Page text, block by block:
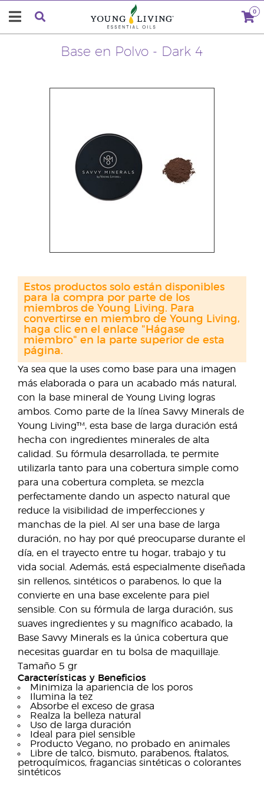
0
Base en Polvo - Dark 4
Ya sea que la uses como base para una imagen
más elaborada o para un acabado más natural,
con la base mineral de Young Living logras
ambos. Como parte de la línea Savvy Minerals de
Young Living™, esta base de larga duración está
hecha con ingredientes minerales de alta
calidad. Su fórmula desarrollada, te permite
utilizarla tanto para una cobertura simple como
para una cobertura completa, se mezcla
perfectamente dando un aspecto natural que
reduce la visibilidad de imperfecciones y
manchas de la piel. Al ser una base de larga
duración, no hay por qué preocuparse durante el
día, en el trayecto entre tu hogar, trabajo y tu
vida social. Además, está especialmente diseñada
sin rellenos, sintéticos o parabenos, lo que la
convierte en una base excelente para piel
sensible. Con su fórmula de larga duración, sus
suaves ingredientes y su magnífico acabado, la
Base Savvy Minerals es la única cobertura que
necesitas guardar en tu bolsa de maquillaje.
Tamaño 5 gr
Características y Beneficios
Minimiza la apariencia de los poros
Ilumina la tez
Absorbe el exceso de grasa
Realza la belleza natural
Uso de larga duración
Ideal para piel sensible
Producto Vegano, no probado en animales
Libre de talco, bismuto, parabenos, ftalatos,
petroquímicos, fragancias sintéticas o colorantes
sintéticos
Estos productos solo están disponibles
para la compra por parte de los
miembros de Young Living. Para
convertirse en miembro de Young Living,
haga clic en el enlace "Hágase
miembro" en la parte superior de esta
página.